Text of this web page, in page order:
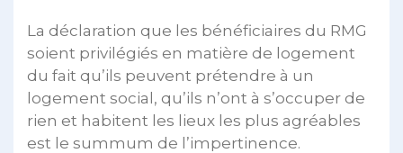
La déclaration que les bénéficiaires du RMG
soient privilégiés en matière de logement
du fait qu’ils peuvent prétendre à un
logement social, qu’ils n’ont à s’occuper de
rien et habitent les lieux les plus agréables
est le summum de l’impertinence.